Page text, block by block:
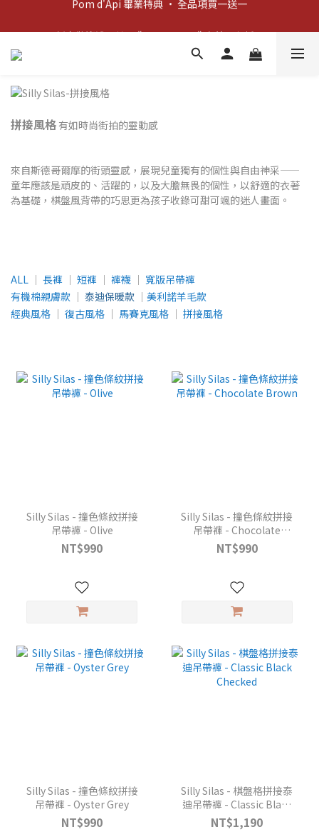
新客歡迎禮：輸入 "welcome10" 享首單九折！
拼接風格 有如時尚街拍的靈動感
來自斯德哥爾摩的街頭靈感，展現兒童獨有的個性與自由神采——
童年應該是頑皮的、活躍的，以及大膽無畏的個性，以舒適的衣著
為基礎，棋盤風背帶的巧思更為孩子收錄可甜可颯的迷人畫面。
ALL │ 長褲 │ 短褲 │ 褲襪 │ 寬版吊帶褲
有機棉親膚款 │ 泰迪保暖款 │ 美利諾羊毛款
經典風格 │ 復古風格 │ 馬賽克風格 │ 拼接風格
Silly Silas - 撞色條紋拼接
吊帶褲 - Olive
NT$990
Silly Silas - 撞色條紋拼接
吊帶褲 - Chocolate
Brown
NT$990
Silly Silas - 撞色條紋拼接
吊帶褲 - Oyster Grey
NT$990
Silly Silas - 棋盤格拼接泰
迪吊帶褲 - Classic Black
Checked
NT$1,190